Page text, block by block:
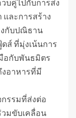
บคู่ไปกับการส่ง
และการสร้าง
งกับปณิธาน
ส์ ที่มุ่งเน้นการ
อกับพันธมิตร
อาหารที่มี
รรมที่ส่งต่อ
มขับเคลื่อน